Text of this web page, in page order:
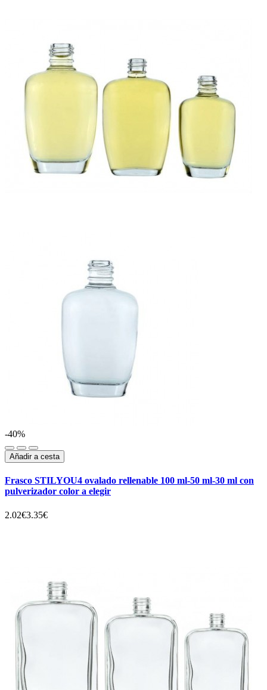
-40%
Añadir a cesta
Frasco STILYOU4 ovalado rellenable 100 ml-50 ml-30 ml con
pulverizador color a elegir
2.02€3.35€